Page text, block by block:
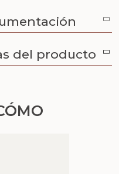
del producto